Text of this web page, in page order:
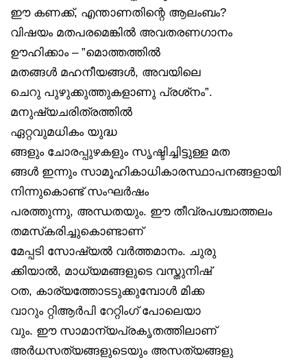
ഈ കണക്ക്, എന്താണതിന്റെ ആലംബം?
വിഷയം മതപരമെങ്കിൽ അവതരണഗാനം
ഊഹിക്കാം – ”മൊത്തത്തിൽ
മതങ്ങൾ മഹനീയങ്ങൾ, അവയിലെ
ചെറു പുഴുക്കുത്തുകളാണു പ്രശ്‌നം”.
മനുഷ്യചരിത്രത്തിൽ
ഏറ്റവുമധികം യുദ്ധ
ങ്ങളും ചോരപ്പുഴകളും സൃഷ്ടിച്ചിട്ടുള്ള മത
ങ്ങൾ ഇന്നും സാമൂഹികാധികാരസ്ഥാപനങ്ങളായി
നിന്നുകൊണ്ട് സംഘർഷം
പരത്തുന്നു, അന്ധതയും. ഈ തീവ്രപശ്ചാത്തലം
തമസ്‌കരിച്ചുകൊണ്ടാണ്
മേപ്പടി സോഷ്യൽ വർത്തമാനം. ചുരു
ക്കിയാൽ, മാധ്യമങ്ങളുടെ വസ്തുനിഷ്
ഠത, കാര്യത്തോടടുക്കുമ്പോൾ മിക്ക
വാറും റ്റിആർപി റേറ്റിംഗ് പോലെയാ
വും. ഈ സാമാന്യപ്രകൃതത്തിലാണ്
അർധസത്യങ്ങളുടെയും അസത്യങ്ങളു